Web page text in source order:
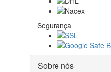
Segurança
Sobre nós